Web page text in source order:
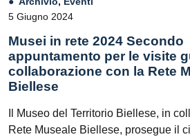
5 Giugno 2024
Musei in rete 2024 Secondo
appuntamento per le visite
collaborazione con la Rete
Biellese
Il Museo del Territorio Biellese, in
Rete Museale Biellese, prosegue il